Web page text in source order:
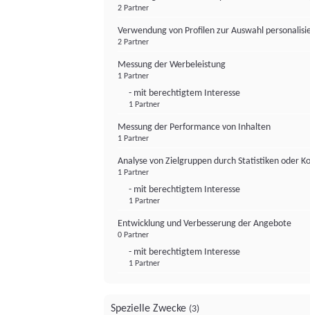
2 Partner
Verwendung von Profilen zur Auswahl
2 Partner
Messung der Werbeleistung
1 Partner
- mit berechtigtem Interesse
1 Partner
Messung der Performance von Inhalten
1 Partner
Analyse von Zielgruppen durch Statistiken oder
1 Partner
- mit berechtigtem Interesse
1 Partner
Entwicklung und Verbesserung der Angebote
0 Partner
- mit berechtigtem Interesse
1 Partner
Spezielle Zwecke (3)